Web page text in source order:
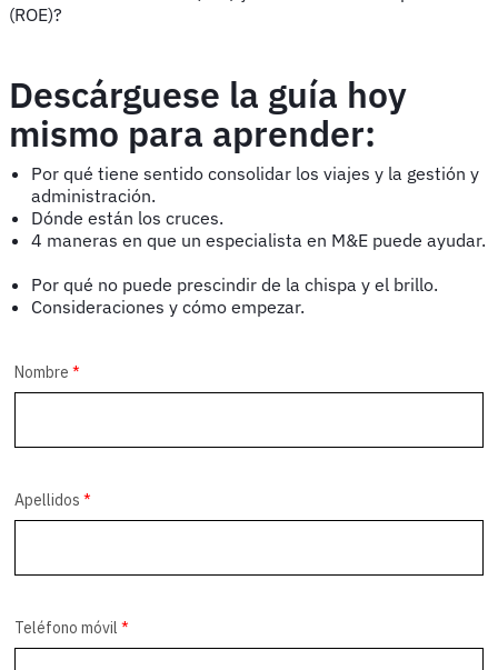
(ROE)?
Descárguese la guía hoy
mismo para aprender:
Por qué tiene sentido consolidar los viajes y la gestión y
administración.
Dónde están los cruces.
4 maneras en que un especialista en M&E puede ayudar.
Por qué no puede prescindir de la chispa y el brillo.
Consideraciones y cómo empezar.